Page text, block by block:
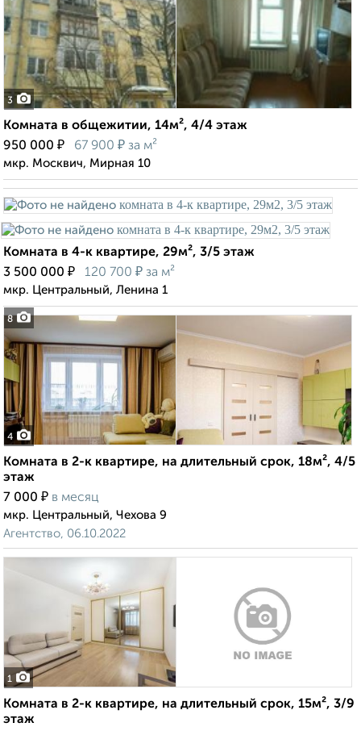
3
Комната в общежитии, 14м², 4/4 этаж
950 000 ₽ 67 900 ₽ за м²
мкр. Москвич, Мирная 10
8
Комната в 4-к квартире, 29м², 3/5 этаж
3 500 000 ₽ 120 700 ₽ за м²
мкр. Центральный, Ленина 1
4
Комната в 2-к квартире, на длительный срок, 18м², 4/5
этаж
7 000 ₽ в месяц
мкр. Центральный, Чехова 9
Агентство, 06.10.2022
1
Комната в 2-к квартире, на длительный срок, 15м², 3/9
этаж